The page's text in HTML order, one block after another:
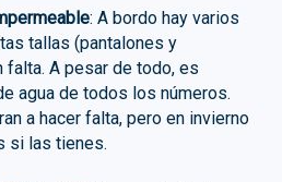
: A bordo hay varios
tallas (pantalones y
falta. A pesar de todo, es
agua de todos los números.
a hacer falta, pero en invierno
si las tienes.